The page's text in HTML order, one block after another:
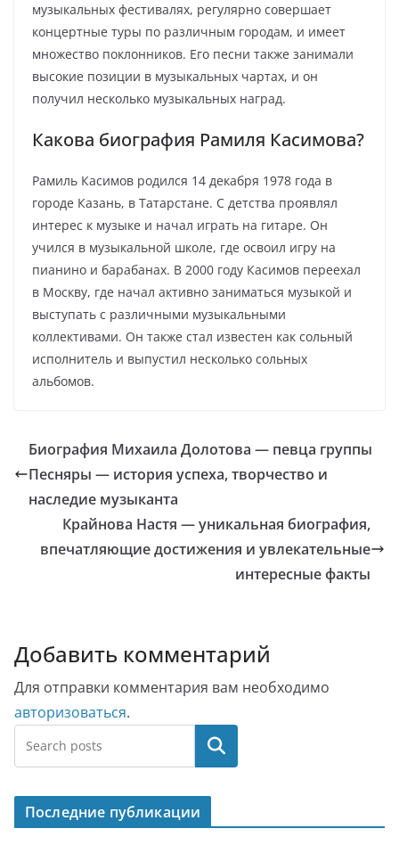
музыкальных фестивалях, регулярно совершает
концертные туры по различным городам, и имеет
множество поклонников. Его песни также занимали
высокие позиции в музыкальных чартах, и он
получил несколько музыкальных наград.
Какова биография Рамиля Касимова?
Рамиль Касимов родился 14 декабря 1978 года в
городе Казань, в Татарстане. С детства проявлял
интерес к музыке и начал играть на гитаре. Он
учился в музыкальной школе, где освоил игру на
пианино и барабанах. В 2000 году Касимов переехал
в Москву, где начал активно заниматься музыкой и
выступать с различными музыкальными
коллективами. Он также стал известен как сольный
исполнитель и выпустил несколько сольных
альбомов.
Биография Михаила Долотова — певца группы
Песняры — история успеха, творчество и
наследие музыканта
Крайнова Настя — уникальная биография,
впечатляющие достижения и увлекательные
интересные факты
Добавить комментарий
Для отправки комментария вам необходимо
авторизоваться.
Поиск
Последние публикации